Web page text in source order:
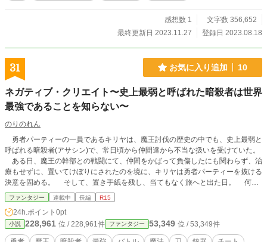
感想数 1
文字数 356,652
最終更新日 2023.11.27
登録日 2023.08.18
31 お気に入り追加 10
ネガティブ・クリエイト〜史上最弱と呼ばれた暗殺者は世界
最強であることを知らない〜
のりのれん
勇者パーティーの一員であるキリヤは、魔王討伐の歴史の中でも、史上最弱と
呼ばれる暗殺者(アサシン)で、常日頃から仲間達から不当な扱いを受けていた。
ある日、魔王の幹部との戦闘にて、仲間をかばって負傷したにも関わらず、治
療もせずに、置いてけぼりにされたのを境に、キリヤは勇者パーティーを抜ける
決意を固める。 そして、置き手紙を残し、当てもなく旅へと出た日。 何も
知らない勇者一行は、朝方に置き手紙の中身を確認して---------- 「こんな人、い
たっけ……？」 キリヤが勇者パーティーにいたことすら忘れられていた。
実はキリヤは影が極端に薄過ぎるだけの、歴代勇者をも超える史上最強の暗殺者
だった！？ それを知らずに旅先で、色々な事件や問題を解決しながら、勘違
いで、全て勇者が解決したことになっていく不憫（ふびん)な主人公の物語。
ファンタジー 連載中 長編 R15
24h.ポイント 0pt
小説 228,961 位 / 228,961件 ファンタジー 53,349 位 / 53,349件